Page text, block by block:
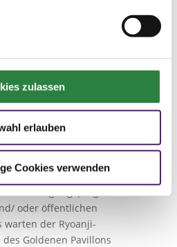
zulassen
erlauben
Cookies verwenden
über Nacht nach Kyoto,
zur Verfügung. Fahrt
von Kyoto.
der Tempelhalle des
Abend bleibt Zeit, um in
Geduld und Glück
Geisha dort zu Gesicht zu
oder öffentlichen
warten der Ryoanji-
Goldenen Pavillons